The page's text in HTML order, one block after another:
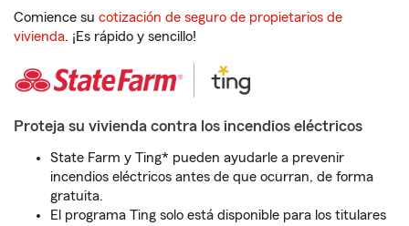
Comience su cotización de seguro de propietarios de
vivienda. ¡Es rápido y sencillo!
Proteja su vivienda contra los incendios eléctricos
State Farm y Ting* pueden ayudarle a prevenir
incendios eléctricos antes de que ocurran, de forma
gratuita.
El programa Ting solo está disponible para los titulares